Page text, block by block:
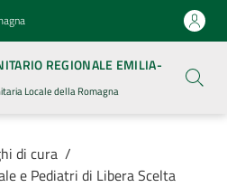
REGIONALE EMILIA-
Locale della Romagna
di cura /
e Pediatri di Libera Scelta